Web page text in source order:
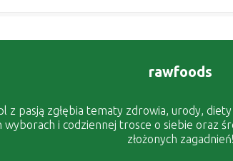
rawfoods
z pasją zgłębia tematy zdrowia, urody,
i codziennej trosce o siebie oraz
złożonych zagadnień!